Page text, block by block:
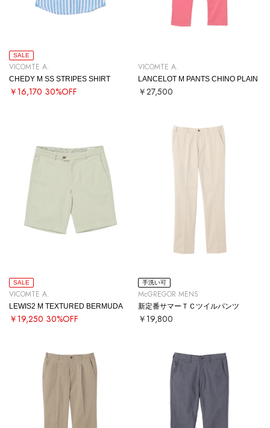
SALE
VICOMTE A.
CHEDY M SS STRIPES SHIRT
￥16,170 30%OFF
VICOMTE A.
LANCELOT M PANTS CHINO PLAIN
￥27,500
SALE
VICOMTE A.
LEWIS2 M TEXTURED BERMUDA
￥19,250 30%OFF
手洗い可
McGREGOR MENS
新定番サマーＴＣツイルパンツ
￥19,800